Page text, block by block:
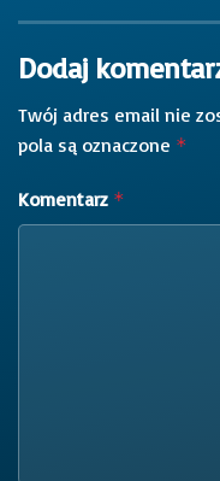
Dodaj
Twój adres email nie
pola są oznaczone *
Komentarz *